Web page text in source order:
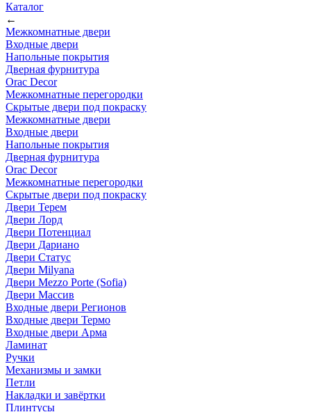
Каталог
←
Межкомнатные двери
Входные двери
Напольные покрытия
Дверная фурнитура
Orac Decor
Межкомнатные перегородки
Скрытые двери под покраскy
Межкомнатные двери
Входные двери
Напольные покрытия
Дверная фурнитура
Orac Decor
Межкомнатные перегородки
Скрытые двери под покраскy
Двери Терем
Двери Лорд
Двери Потенциал
Двери Дариано
Двери Статус
Двери Milyana
Двери Mezzo Porte (Sofia)
Двери Массив
Входные двери Регионов
Входные двери Термо
Входные двери Арма
Ламинат
Ручки
Механизмы и замки
Петли
Накладки и завёртки
Плинтусы